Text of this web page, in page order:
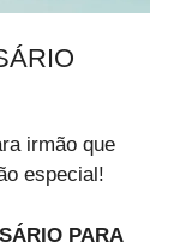
irmão que
especial!
PARA